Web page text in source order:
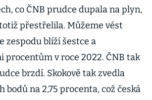
co ČNB prudce dupala na plyn,
přestřelila. Můžeme vést
zespodu blíží šestce a
procentům v roce 2022. ČNB tak
brzdí. Skokově tak zvedla
bodů na 2,75 procenta, což česká